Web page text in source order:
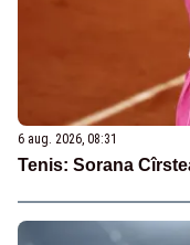
6 aug. 2026, 08:31
Tenis: Sorana